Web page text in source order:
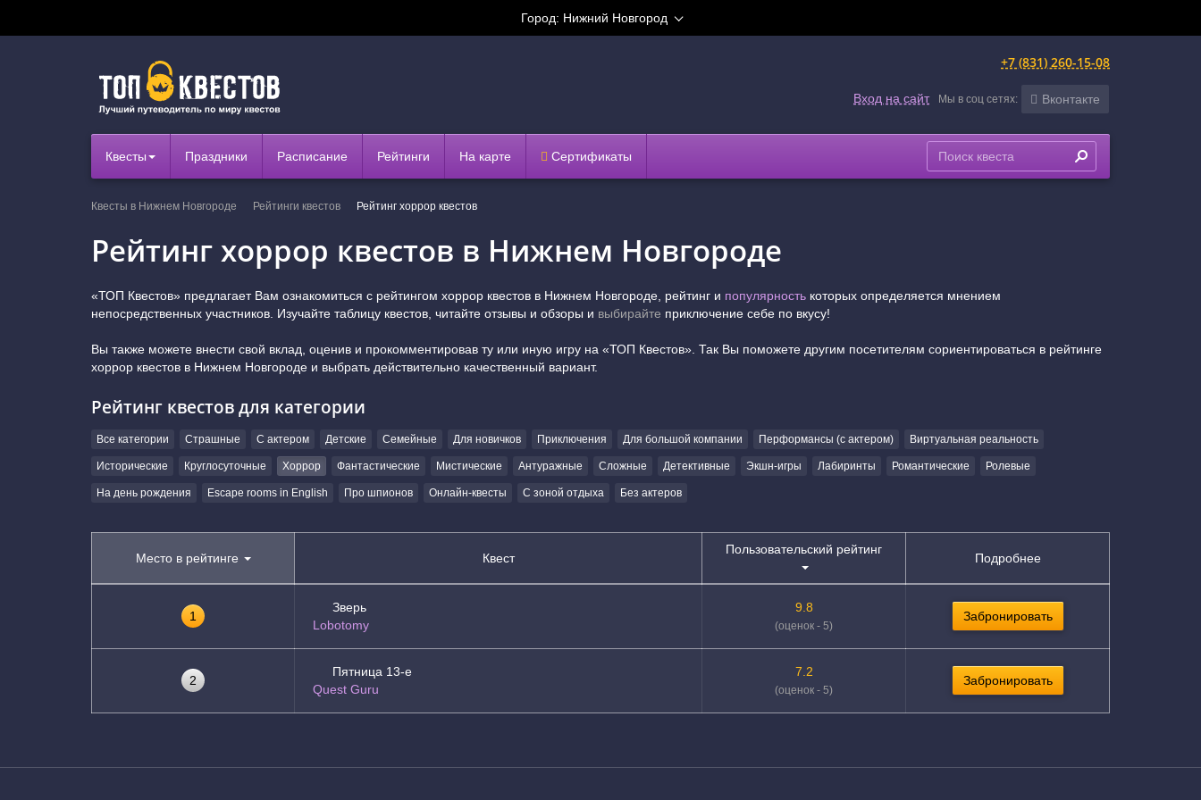
Город: Нижний Новгород
+7 (831) 260-15-08
Вход на сайт Мы в соц сетях: Вконтакте
Квесты Праздники Расписание Рейтинги На карте Сертификаты
Квесты в Нижнем Новгороде Рейтинги квестов Рейтинг хоррор квестов
Рейтинг хоррор квестов в Нижнем Новгороде
«ТОП Квестов» предлагает Вам ознакомиться с рейтингом хоррор квестов в Нижнем Новгороде, рейтинг и популярность которых определяется мнением
непосредственных участников. Изучайте таблицу квестов, читайте отзывы и обзоры и выбирайте приключение себе по вкусу!
Вы также можете внести свой вклад, оценив и прокомментировав ту или иную игру на «ТОП Квестов». Так Вы поможете другим посетителям сориентироваться в рейтинге
хоррор квестов в Нижнем Новгороде и выбрать действительно качественный вариант.
Рейтинг квестов для категории
Все категории Страшные С актером Детские Семейные Для новичков Приключения Для большой компании Перформансы (с актером) Виртуальная реальность
Исторические Круглосуточные Хоррор Фантастические Мистические Антуражные Сложные Детективные Экшн-игры Лабиринты Романтические Ролевые
На день рождения Escape rooms in English Про шпионов Онлайн-квесты С зоной отдыха Без актеров
Место в рейтинге Квест
Пользовательский рейтинг
Подробнее
1
Зверь
Lobotomy
9.8
(оценок - 5)
Забронировать
2
Пятница 13-е
Quest Guru
7.2
(оценок - 5)
Забронировать